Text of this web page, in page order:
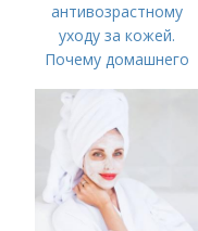
антивозрастному
уходу за кожей.
Почему домашнего